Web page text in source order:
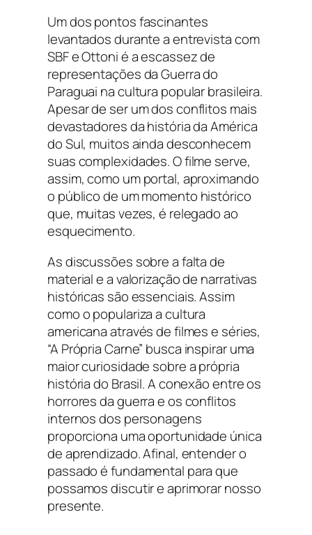
Um dos pontos fascinantes
levantados durante a entrevista com
SBF e Ottoni é a escassez de
representações da Guerra do
Paraguai na cultura popular brasileira.
Apesar de ser um dos conflitos mais
devastadores da história da América
do Sul, muitos ainda desconhecem
suas complexidades. O filme serve,
assim, como um portal, aproximando
o público de um momento histórico
que, muitas vezes, é relegado ao
esquecimento.
As discussões sobre a falta de
material e a valorização de narrativas
históricas são essenciais. Assim
como o populariza a cultura
americana através de filmes e séries,
“A Própria Carne” busca inspirar uma
maior curiosidade sobre a própria
história do Brasil. A conexão entre os
horrores da guerra e os conflitos
internos dos personagens
proporciona uma oportunidade única
de aprendizado. Afinal, entender o
passado é fundamental para que
possamos discutir e aprimorar nosso
presente.